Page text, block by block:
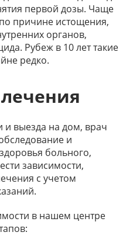
первой дозы. Чаще
причине истощения,
органов,
Рубеж в 10 лет такие
редко.
и выезда на дом, врач
и
больного,
зависимости,
с учетом
в нашем центре